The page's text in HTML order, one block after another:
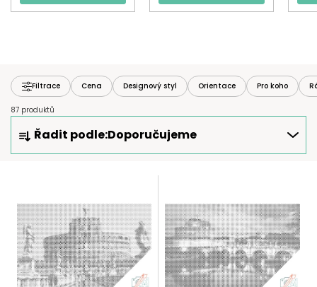
Filtrace Cena Designový styl Orientace Pro koho
87 produktů
Z
P
R
O
D
Řadit podle:Doporučujeme
Ý
P
S
P